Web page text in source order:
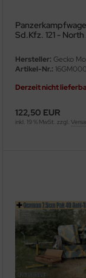
Sd.Kfz. 121 -
Hersteller: Gecko
Artikel-Nr.:
Derzeit nicht
122,50 EUR
inkl. 19 % MwSt. zzgl.